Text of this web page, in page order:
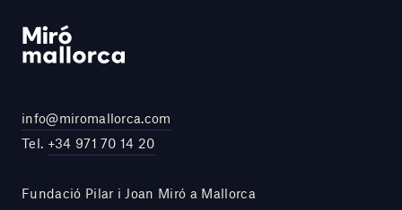
info@miromallorca.com
Tel. +34 971 70 14 20
Fundació Pilar i Joan Miró a Mallorca